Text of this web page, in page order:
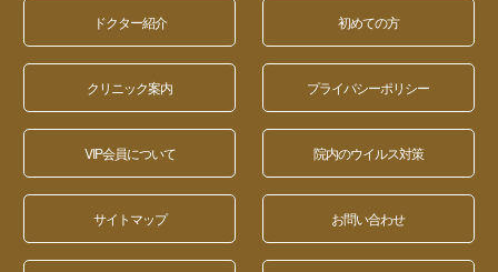
ドクター紹介 初めての方
クリニック案内 プライバシーポリシー
VIP会員について 院内のウイルス対策
サイトマップ お問い合わせ